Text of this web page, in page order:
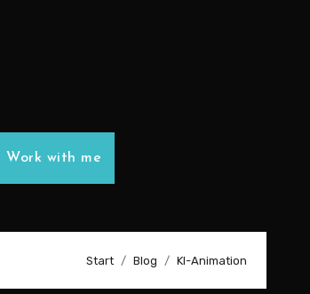
with me
Start Blog KI-Animation